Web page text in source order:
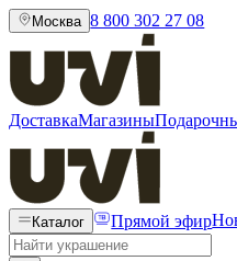
Москва 8 800 302 27 08
ДоставкаМагазины
Каталог Прямой эфир